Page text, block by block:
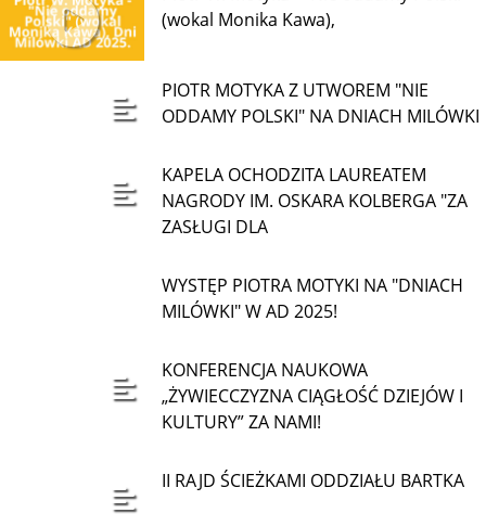
(wokal Monika Kawa),
PIOTR MOTYKA Z UTWOREM "NIE
ODDAMY POLSKI" NA DNIACH MILÓWKI
KAPELA OCHODZITA LAUREATEM
NAGRODY IM. OSKARA KOLBERGA "ZA
ZASŁUGI DLA
WYSTĘP PIOTRA MOTYKI NA "DNIACH
MILÓWKI" W AD 2025!
KONFERENCJA NAUKOWA
„ŻYWIECCZYZNA CIĄGŁOŚĆ DZIEJÓW I
KULTURY” ZA NAMI!
II RAJD ŚCIEŻKAMI ODDZIAŁU BARTKA